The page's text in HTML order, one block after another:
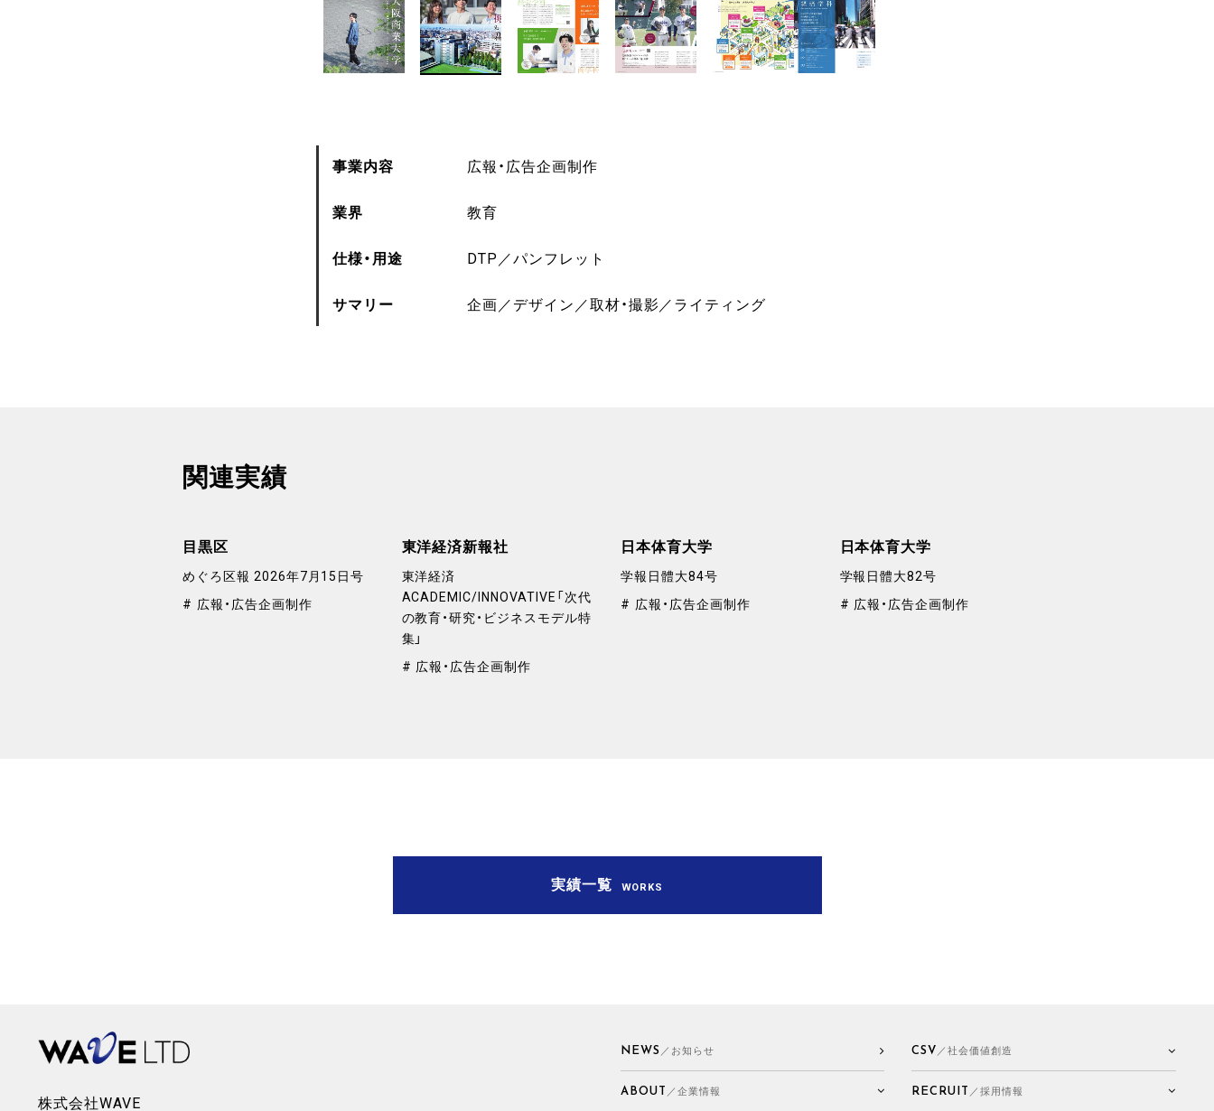
事業内容 広報・広告企画制作
業界 教育
仕様・用途 DTP パンフレット
サマリー 企画／デザイン／取材・撮影／ライティング
関連実績
目黒区
めぐろ区報 2026年7月15日号
広報・広告企画制作
東洋経済新報社
東洋経済
ACADEMIC/INNOVATIVE「次代
の教育・研究・ビジネスモデル特
集」
広報・広告企画制作
日本体育大学
学報日體大84号
広報・広告企画制作
日本体育大学
学報日體大82号
広報・広告企画制作
実績一覧 WORKS
株式会社WAVE
NEWS ／お知らせ
ABOUT ／企業情報
CSV ／社会価値創造
RECRUIT ／採用情報